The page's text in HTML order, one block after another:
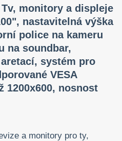
monitory a displeje
nastavitelná výška
police na kameru
na soundbar,
systém pro
VESA
1200x600, nosnost
a monitory pro ty,